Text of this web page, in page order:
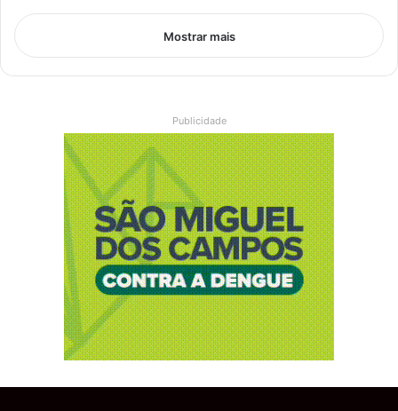
Mostrar mais
Publicidade